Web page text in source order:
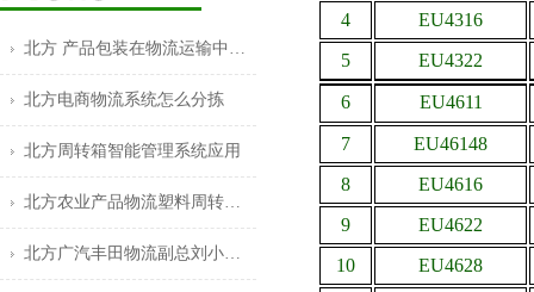
北方 产品包装在物流运输中的作用
北方电商物流系统怎么分拣
北方周转箱智能管理系统应用
北方农业产品物流塑料周转箱的普及
北方广汽丰田物流副总刘小云发表重要讲话
4
EU4316
5
EU4322
6 EU4611
7
EU46148
8
EU4616
9
EU4622
10
EU4628